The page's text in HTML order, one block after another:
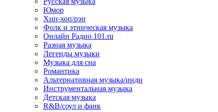
Юмор
Хип-хоп/рэп
Фолк и этническая музыка
Онлайн Радио 101.ru
Разная музыка
Легенды музыки
Музыка для сна
Романтика
Альтернативная музыка/инди
Инструментальная музыка
Детская музыка
R&B/cоул и фанк